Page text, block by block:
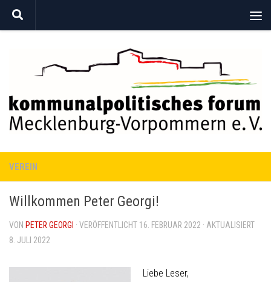
Zum Inhalt springen
VEREIN
Willkommen Peter Georgi!
VON PETER GEORGI · VERÖFFENTLICHT 16. FEBRUAR 2022 · AKTUALISIERT
8. JULI 2022
Liebe Leser,